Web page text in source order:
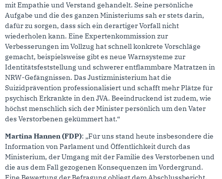
mit Empathie und Verstand gehandelt. Seine persönliche
Aufgabe und die des ganzen Ministeriums sah er stets darin,
dafür zu sorgen, dass sich ein derartiger Vorfall nicht
wiederholen kann. Eine Expertenkommission zur
Verbesserungen im Vollzug hat schnell konkrete Vorschläge
gemacht, beispielsweise gibt es neue Warnsysteme zur
Identitätsfeststellung und schwerer entflammbare Matratzen in
NRW-Gefängnissen. Das Justizministerium hat die
Suizidprävention professionalisiert und schafft mehr Plätze für
psychisch Erkrankte in den JVA. Beeindruckend ist zudem, wie
höchst menschlich sich der Minister persönlich um den Vater
des Verstorbenen gekümmert hat.“
Martina Hannen (FDP): „Für uns stand heute insbesondere die
Information von Parlament und Öffentlichkeit durch das
Ministerium, der Umgang mit der Familie des Verstorbenen und
die aus dem Fall gezogenen Konsequenzen im Vordergrund.